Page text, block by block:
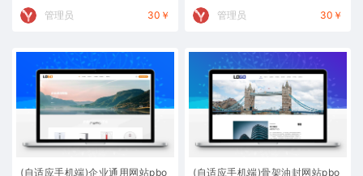
管理员 30￥ 管理员 30￥
(自适应手机端)企业通用网站pbo
(自适应手机端)骨架油封网站pbo